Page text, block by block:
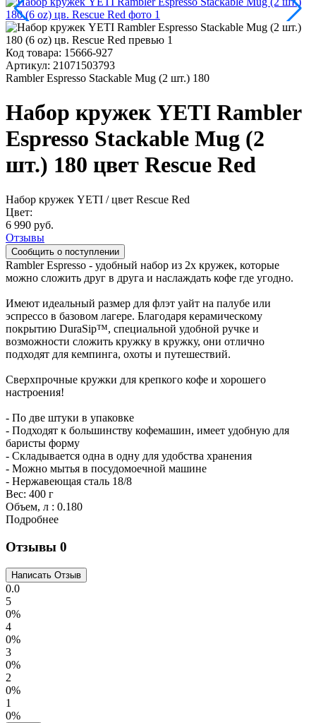
Код товара: 15666-927
Артикул: 21071503793
Rambler Espresso Stackable Mug (2 шт.) 180
Набор кружек YETI Rambler
Espresso Stackable Mug (2
шт.) 180 цвет Rescue Red
Набор кружек YETI / цвет Rescue Red
Цвет:
6 990 руб.
Отзывы
Rambler Espresso - удобный набор из 2х кружек, которые
можно сложить друг в друга и наслаждать кофе где угодно.
Имеют идеальный размер для флэт уайт на палубе или
эспрессо в базовом лагере. Благодаря керамическому
покрытию DuraSip™, специальной удобной ручке и
возможности сложить кружку в кружку, они отлично
подходят для кемпинга, охоты и путешествий.
Сверхпрочные кружки для крепкого кофе и хорошего
настроения!
- По две штуки в упаковке
- Подходят к большинству кофемашин, имеет удобную для
баристы форму
- Складывается одна в одну для удобства хранения
- Можно мытья в посудомоечной машине
- Нержавеющая сталь 18/8
Вес: 400 г
Объем, л : 0.180
Подробнее
Отзывы 0
0.0
5
0%
4
0%
3
0%
2
0%
1
0%